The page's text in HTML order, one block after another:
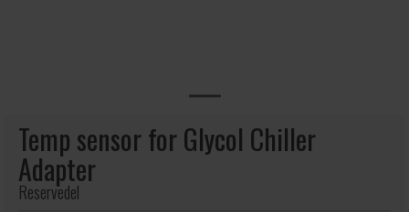
Temp sensor for Glycol Chiller
Adapter
Reservedel